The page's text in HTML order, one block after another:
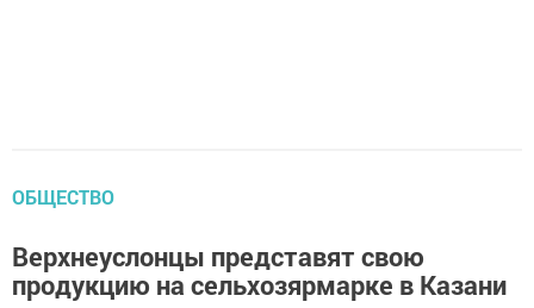
ОБЩЕСТВО
Верхнеуслонцы представят свою
продукцию на сельхозярмарке в Казани